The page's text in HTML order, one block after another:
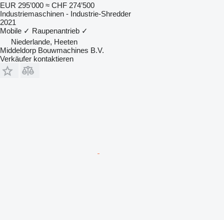
EUR 295’000 ≈ CHF 274’500
Industriemaschinen - Industrie-Shredder
2021
Mobile ✓ Raupenantrieb ✓
Niederlande, Heeten
Middeldorp Bouwmachines B.V.
Verkäufer kontaktieren